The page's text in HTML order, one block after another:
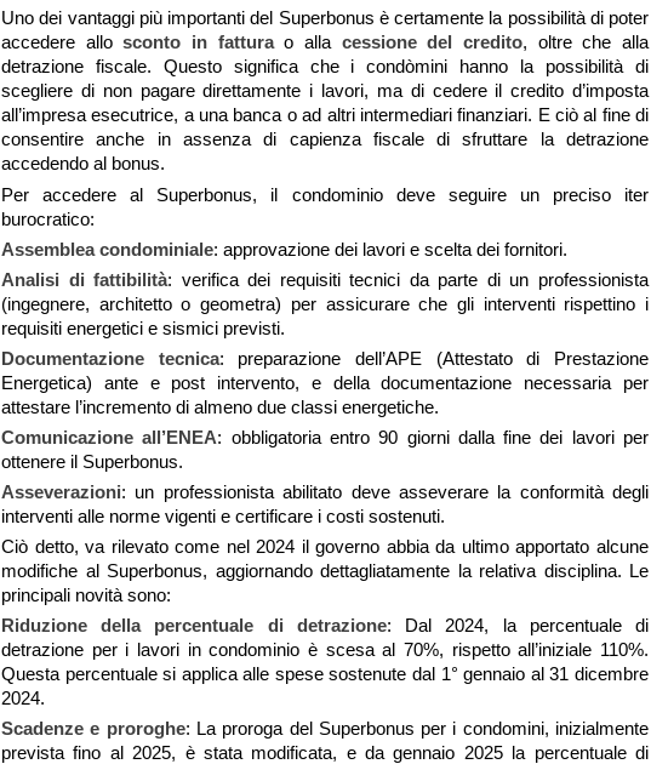
Uno dei vantaggi più importanti del Superbonus è certamente la possibilità di poter
accedere allosconto in fatturao alla cessione del credito, oltre che alla
detrazione fiscale. Questo significa che i condòmini hanno la possibilità di
scegliere di non pagare direttamente i lavori, ma di cedere il credito d’imposta
all’impresa esecutrice, a una banca o ad altri intermediari finanziari. E ciò al fine di
consentire anche in assenza di capienza fiscale di sfruttare la detrazione
accedendo al bonus.
Per accedere al Superbonus, il condominio deve seguire un preciso iter
burocratico:
Assemblea condominiale: approvazione dei lavori e scelta dei fornitori.
Analisi di fattibilità: verifica dei requisiti tecnici da parte di un professionista
(ingegnere, architetto o geometra) per assicurare che gli interventi rispettino i
requisiti energetici e sismici previsti.
Documentazione tecnica: preparazione dell’APE (Attestato di Prestazione
Energetica) ante e post intervento, e della documentazione necessaria per
attestare l’incremento di almeno due classi energetiche.
Comunicazione all’ENEA: obbligatoria entro 90 giorni dalla fine dei lavori per
ottenere il Superbonus.
Asseverazioni: un professionista abilitato deve asseverare la conformità degli
interventi alle norme vigenti e certificare i costi sostenuti.
Ciò detto, va rilevato come nel 2024 il governo abbia da ultimo apportato alcune
modifiche al Superbonus, aggiornando dettagliatamente la relativa disciplina. Le
principali novità sono:
Riduzione della percentuale di detrazione: Dal 2024, la percentuale di
detrazione per i lavori in condominio è scesa al 70%, rispetto all’iniziale 110%.
Questa percentuale si applica alle spese sostenute dal 1° gennaio al 31 dicembre
2024.
Scadenze e proroghe: La proroga del Superbonus per i condomini, inizialmente
prevista fino al 2025, è stata modificata, e da gennaio 2025 la percentuale di